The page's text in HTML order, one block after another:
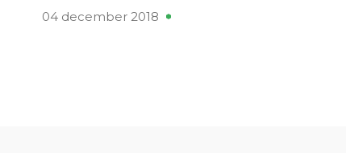
04 december 2018